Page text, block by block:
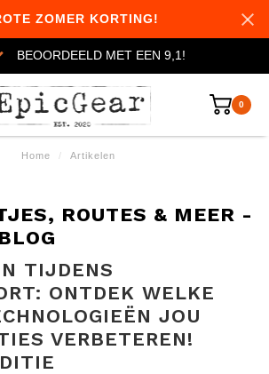
ZOMER KORTING!
BEOORDEELD MET EEN 9,1!
0
Home / Artikelen
ROUTES & MEER -
TIJDENS
ONTDEK WELKE
JOU
VERBETEREN!